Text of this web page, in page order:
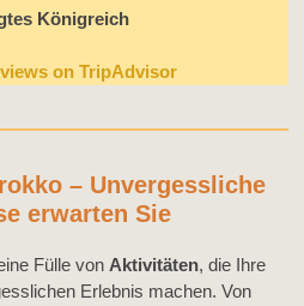
Königreich
on TripAdvisor
– Unvergessliche
erwarten Sie
Fülle von Aktivitäten, die Ihre
Erlebnis machen. Von